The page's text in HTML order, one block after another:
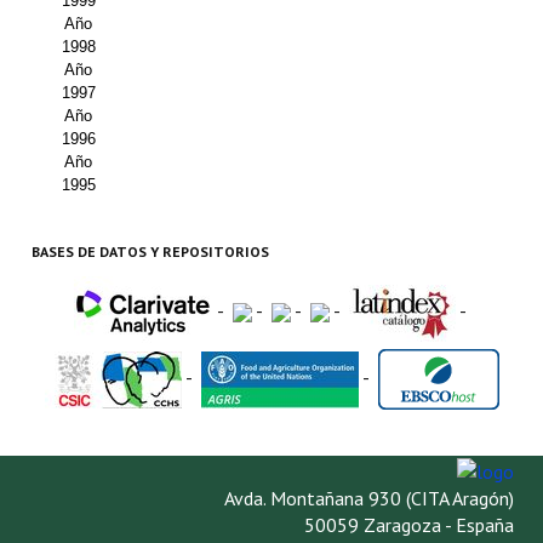
Año
1998
Año
1997
Año
1996
Año
1995
BASES DE DATOS Y REPOSITORIOS
- - - - -
- -
Avda. Montañana 930 (CITA Aragón)
50059 Zaragoza - España